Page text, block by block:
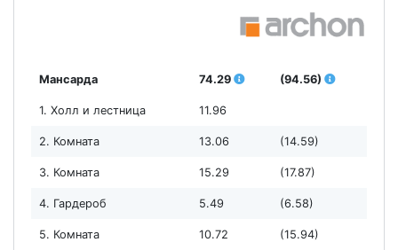
Мансарда 74.29 (94.56)
1. Холл и лестница 11.96
2. Комната 13.06 (14.59)
3. Комната 15.29 (17.87)
4. Гардероб 5.49 (6.58)
5. Комната 10.72 (15.94)